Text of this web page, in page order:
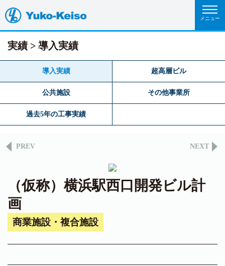
実績 導入実績
導入実績 超高層ビル
公共施設 その他事業所
過去5年の工事実績
PREV NEXT
（仮称）横浜駅西口開発ビル計
画
商業施設・複合施設